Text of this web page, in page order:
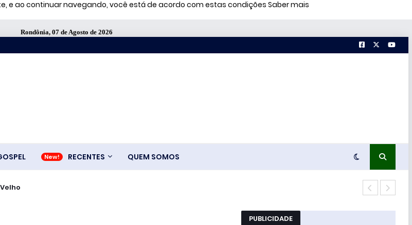
e ao continuar navegando, você está de acordo com estas condições Saber mais
Rondônia, 07 de Agosto de 2026
RECENTES QUEM SOMOS
PUBLICIDADE